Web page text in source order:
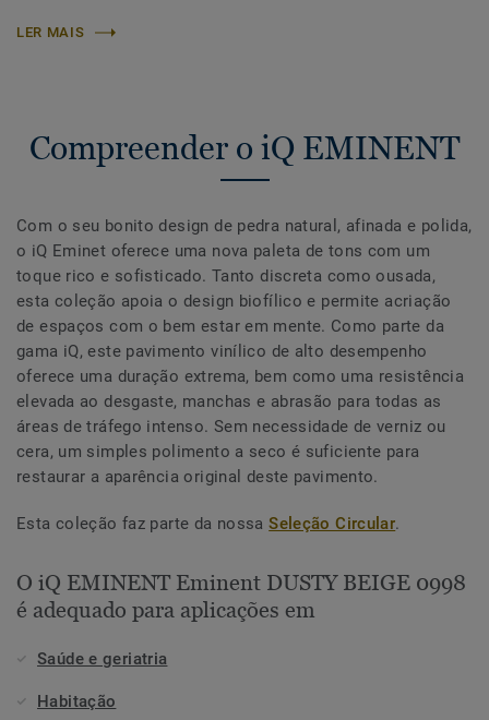
LER MAIS
Compreender o iQ EMINENT
Com o seu bonito design de pedra natural, afinada e polida,
o iQ Eminet oferece uma nova paleta de tons com um
toque rico e sofisticado. Tanto discreta como ousada,
esta coleção apoia o design biofílico e permite acriação
de espaços com o bem estar em mente. Como parte da
gama iQ, este pavimento vinílico de alto desempenho
oferece uma duração extrema, bem como uma resistência
elevada ao desgaste, manchas e abrasão para todas as
áreas de tráfego intenso. Sem necessidade de verniz ou
cera, um simples polimento a seco é suficiente para
restaurar a aparência original deste pavimento.
Esta coleção faz parte da nossaSeleção Circular.
O iQ EMINENT Eminent DUSTY BEIGE 0998
é adequado para aplicações em
Saúde e geriatria
Habitação